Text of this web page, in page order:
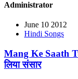
Administrator
June 10 2012
Hindi Songs
Mang Ke Saath
लिया संसार